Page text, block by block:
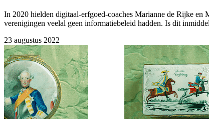
In 2020 hielden digitaal-erfgoed-coaches Marianne de Rijke en
verenigingen veelal geen informatiebeleid hadden. Is dit
23 augustus 2022